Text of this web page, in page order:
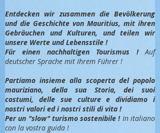
Entdecken wir zusammen die Bevölkerung
und die Geschichte von Mauritius, mit ihren
Gebräuchen und Kulturen, und teilen wir
unsere Werte und Lebensstile !
Für einen nachhaltigen Tourismus !Auf
deutscher Sprache mit Ihrem Führer !
Partiamo insieme alla scoperta del popolo
mauriziano, della sua Storia, dei suoi
costumi, delle sue culture e dividiamo i
nostri valori ed i nostri stili di vita !
Per un "slow" turismo sostenibile !In italiano
con la vostra guida !